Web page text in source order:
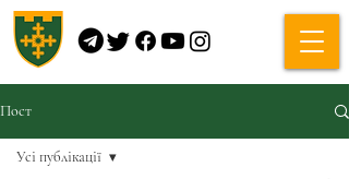
Пост
Усі публікації